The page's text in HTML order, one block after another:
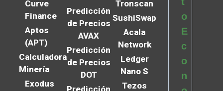
Curve
Finance
Aptos
(APT)
Calculadora
Minería
Exodus
Predicción
de Precios
AVAX
Predicción
de Precios
DOT
Tronscan
SushiSwap
Acala
Network
Ledger
Nano S
Tezos
o
E
c
o
n